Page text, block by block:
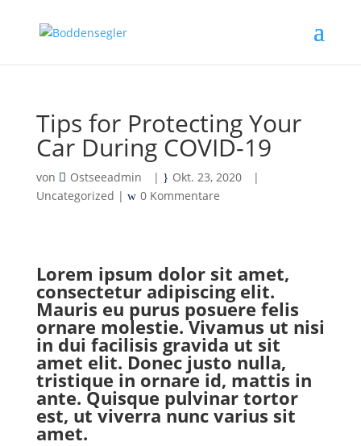
Tips for Protecting Your
Car During COVID-19
von Ostseeadmin | Okt. 23, 2020
|
Uncategorized | 0 Kommentare
Lorem ipsum dolor sit amet,
consectetur adipiscing elit.
Mauris eu purus posuere felis
ornare molestie. Vivamus ut nisi
in dui facilisis gravida ut sit
amet elit. Donec justo nulla,
tristique in ornare id, mattis in
ante. Quisque pulvinar tortor
est, ut viverra nunc varius sit
amet.